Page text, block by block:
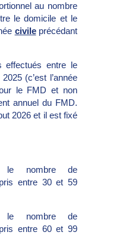
au nombre
le domicile et le
civileprécédant
effectués entre le
(c’est l’année
le FMD et non
annuel du FMD.
2026 et il est fixé
le nombre de
entre 30 et 59
le nombre de
entre 60 et 99